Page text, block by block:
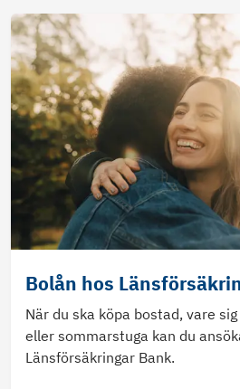
Bolån hos
När du ska köpa bostad, vare
eller sommarstuga kan du
Länsförsäkringar Bank.